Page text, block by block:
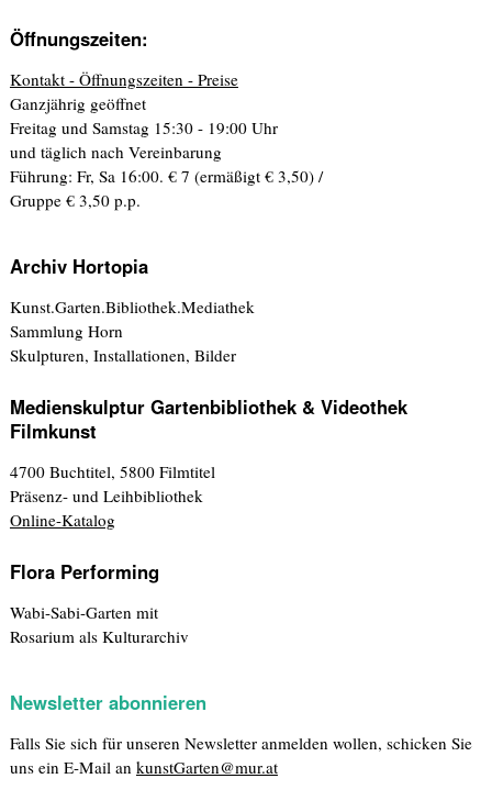
Öffnungszeiten:
Kontakt - Öffnungszeiten - Preise
Ganzjährig geöffnet
Freitag und Samstag 15:30 - 19:00 Uhr
und täglich nach Vereinbarung
Führung: Fr, Sa 16:00. € 7 (ermäßigt € 3,50) /
Gruppe € 3,50 p.p.
Archiv Hortopia
Kunst.Garten.Bibliothek.Mediathek
Sammlung Horn
Skulpturen, Installationen, Bilder
Medienskulptur Gartenbibliothek & Videothek
Filmkunst
4700 Buchtitel, 5800 Filmtitel
Präsenz- und Leihbibliothek
Online-Katalog
Flora Performing
Wabi-Sabi-Garten mit
Rosarium als Kulturarchiv
Newsletter abonnieren
Falls Sie sich für unseren Newsletter anmelden wollen, schicken Sie
uns ein E-Mail an kunstGarten@mur.at